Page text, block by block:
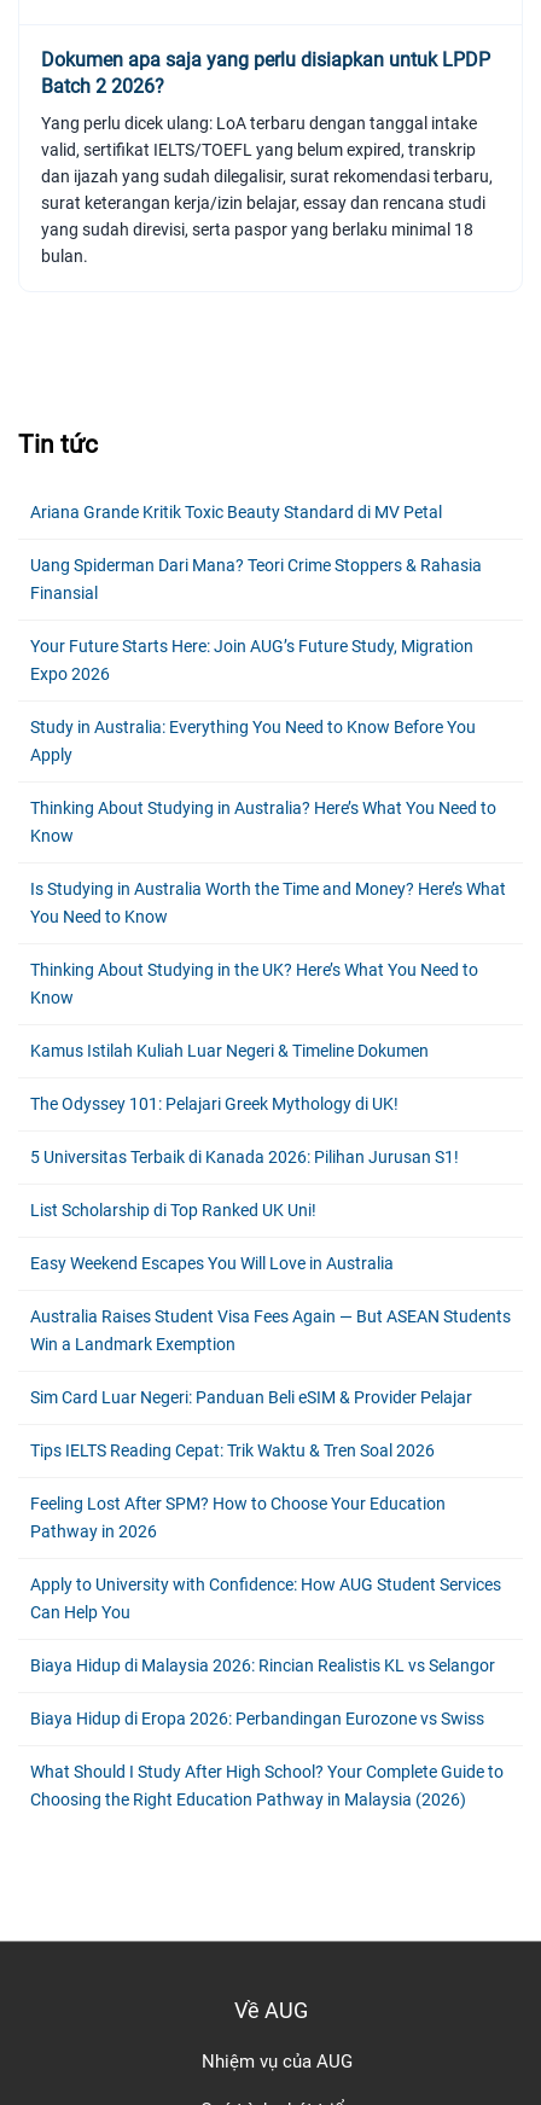
Dokumen apa saja yang perlu disiapkan untuk LPDP
Batch 2 2026?
Yang perlu dicek ulang: LoA terbaru dengan tanggal intake
valid, sertifikat IELTS/TOEFL yang belum expired, transkrip
dan ijazah yang sudah dilegalisir, surat rekomendasi terbaru,
surat keterangan kerja/izin belajar, essay dan rencana studi
yang sudah direvisi, serta paspor yang berlaku minimal 18
bulan.
Tin tức
Ariana Grande Kritik Toxic Beauty Standard di MV Petal
Uang Spiderman Dari Mana? Teori Crime Stoppers & Rahasia
Finansial
Your Future Starts Here: Join AUG’s Future Study, Migration
Expo 2026
Study in Australia: Everything You Need to Know Before You
Apply
Thinking About Studying in Australia? Here’s What You Need to
Know
Is Studying in Australia Worth the Time and Money? Here’s What
You Need to Know
Thinking About Studying in the UK? Here’s What You Need to
Know
Kamus Istilah Kuliah Luar Negeri & Timeline Dokumen
The Odyssey 101: Pelajari Greek Mythology di UK!
5 Universitas Terbaik di Kanada 2026: Pilihan Jurusan S1!
List Scholarship di Top Ranked UK Uni!
Easy Weekend Escapes You Will Love in Australia
Australia Raises Student Visa Fees Again — But ASEAN Students
Win a Landmark Exemption
Sim Card Luar Negeri: Panduan Beli eSIM & Provider Pelajar
Tips IELTS Reading Cepat: Trik Waktu & Tren Soal 2026
Feeling Lost After SPM? How to Choose Your Education
Pathway in 2026
Apply to University with Confidence: How AUG Student Services
Can Help You
Biaya Hidup di Malaysia 2026: Rincian Realistis KL vs Selangor
Biaya Hidup di Eropa 2026: Perbandingan Eurozone vs Swiss
What Should I Study After High School? Your Complete Guide to
Choosing the Right Education Pathway in Malaysia (2026)
Về AUG
Nhiệm vụ của AUG